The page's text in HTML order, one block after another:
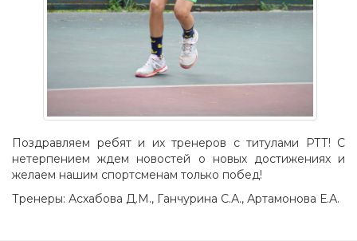
Поздравляем ребят и их тренеров с титулами РТТ! С
нетерпением ждем новостей о новых достижениях и
желаем нашим спортсменам только побед!
Тренеры: Асхабова Д.М., Ганчурина С.А., Артамонова Е.А.